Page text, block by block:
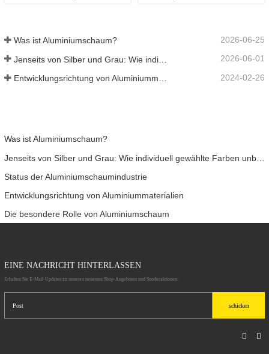
Was ist Aluminiumschaum? 2026-06-25
2026-06-01
2024-02-26
Was ist Aluminiumschaum?
Status der Aluminiumschaumindustrie
Entwicklungsrichtung von Aluminiummaterialien
Die besondere Rolle von Aluminiumschaum
EINE NACHRICHT HINTERLASSEN
Erhalten Sie E-Mail-Updates zu unseren neuesten Shop-Angeboten und Sonderaktionen.
schicken